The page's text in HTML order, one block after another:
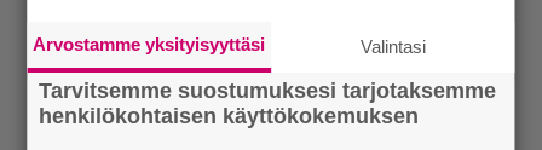
Arvostamme yksityisyyttäsi Valintasi
Tarvitsemme suostumuksesi tarjotaksemme
henkilökohtaisen käyttökokemuksen